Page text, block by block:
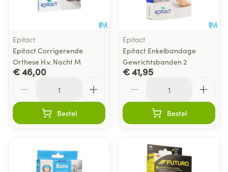
Epitact
Epitact Corrigerende
Orthese H.v. Nacht M
€ 46,00
Bestel
Epitact
Epitact Enkelbandage
Gewrichtsbanden 2
€ 41,95
Bestel